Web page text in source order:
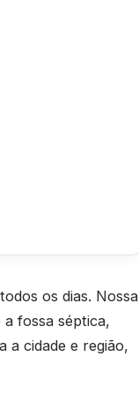
os dias. Nossa
fossa séptica,
a cidade e região,